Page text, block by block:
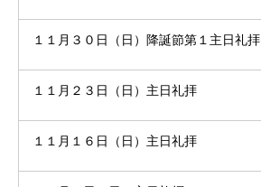
１１月３０日（日）降誕節第１主日礼拝
１１月２３日（日）主日礼拝
１１月１６日（日）主日礼拝